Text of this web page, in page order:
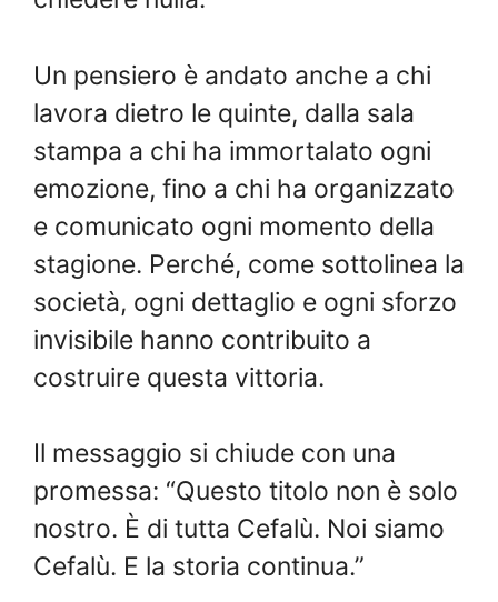
Un pensiero è andato anche a chi
lavora dietro le quinte, dalla sala
stampa a chi ha immortalato ogni
emozione, fino a chi ha organizzato
e comunicato ogni momento della
stagione. Perché, come sottolinea la
società, ogni dettaglio e ogni sforzo
invisibile hanno contribuito a
costruire questa vittoria.
Il messaggio si chiude con una
promessa: “Questo titolo non è solo
nostro. È di tutta Cefalù. Noi siamo
Cefalù. E la storia continua.”